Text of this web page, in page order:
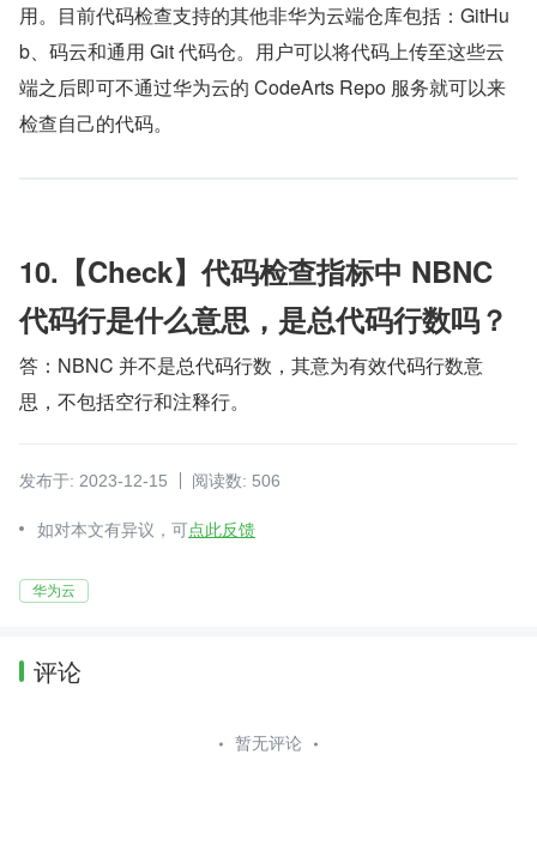
用。目前代码检查支持的其他非华为云端仓库包括：GitHu
b、码云和通用 Git 代码仓。用户可以将代码上传至这些云
端之后即可不通过华为云的 CodeArts Repo 服务就可以来
检查自己的代码。
10.【Check】代码检查指标中 NBNC
代码行是什么意思，是总代码行数吗？
答：NBNC 并不是总代码行数，其意为有效代码行数意
思，不包括空行和注释行。
发布于: 2023-12-15 阅读数: 506
如对本文有异议，可点此反馈
华为云
评论
暂无评论